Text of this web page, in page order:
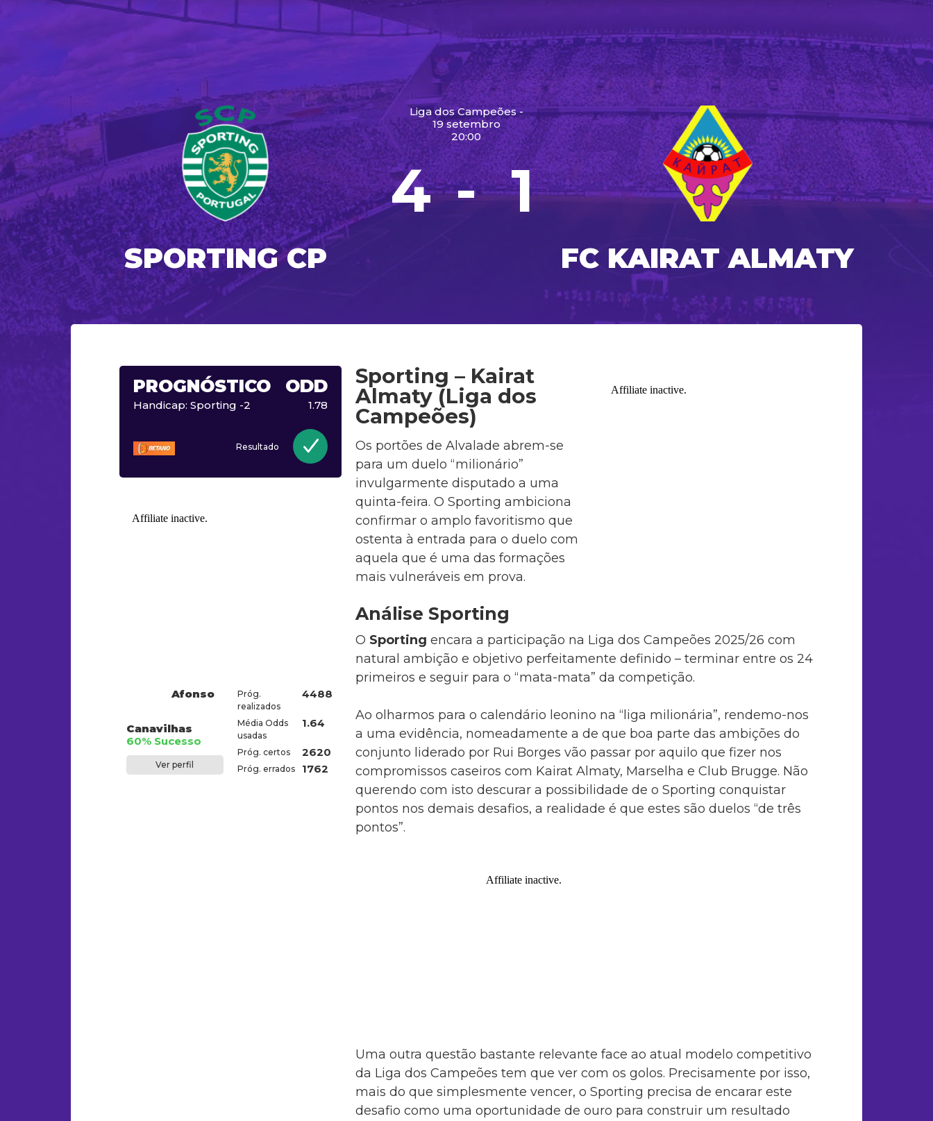
SPORTING CP
Liga dos Campeões -
19 setembro
20:00
4 - 1
FC KAIRAT ALMATY
PROGNÓSTICO ODD
Handicap: Sporting -2 1.78
Resultado
Afonso
Canavilhas
60% Sucesso
Ver perfil
Próg.
realizados
4488
Média Odds
usadas
1.64
Próg. certos 2620
Próg. errados 1762
Sporting – Kairat
Almaty (Liga dos
Campeões)
Os portões de Alvalade abrem-se
para um duelo “milionário”
invulgarmente disputado a uma
quinta-feira. O Sporting ambiciona
confirmar o amplo favoritismo que
ostenta à entrada para o duelo com
aquela que é uma das formações
mais vulneráveis em prova.
Análise Sporting
O Sporting encara a participação na Liga dos Campeões 2025/26 com
natural ambição e objetivo perfeitamente definido – terminar entre os 24
primeiros e seguir para o “mata-mata” da competição.
Ao olharmos para o calendário leonino na “liga milionária”, rendemo-nos
a uma evidência, nomeadamente a de que boa parte das ambições do
conjunto liderado por Rui Borges vão passar por aquilo que fizer nos
compromissos caseiros com Kairat Almaty, Marselha e Club Brugge. Não
querendo com isto descurar a possibilidade de o Sporting conquistar
pontos nos demais desafios, a realidade é que estes são duelos “de três
pontos”.
Uma outra questão bastante relevante face ao atual modelo competitivo
da Liga dos Campeões tem que ver com os golos. Precisamente por isso,
mais do que simplesmente vencer, o Sporting precisa de encarar este
desafio como uma oportunidade de ouro para construir um resultado